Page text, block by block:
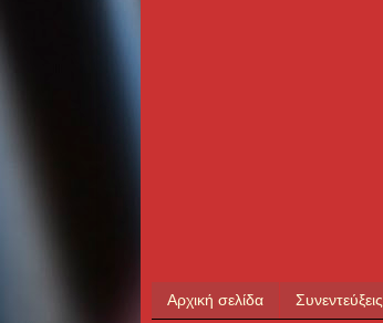
Αρχική σελίδα Συνεντεύξεις